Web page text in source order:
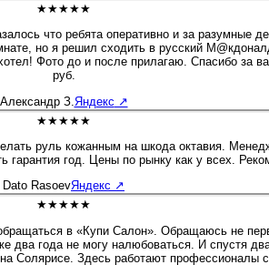
★★★★★
что ребята оперативно и за разумные
но я решил сходить в русский
прилагаю. Спасибо за вашу работу, успехов и
руб.
Александр З. Яндекс ↗
★★★★★
гарантия год. Цены по рынку как у всех.
Dato RasoevЯндекс ↗
★★★★★
в «Купи Салон». Обращаюсь не
года не могу налюбоваться. И спустя
Солярисе. Здесь работают профессионалы